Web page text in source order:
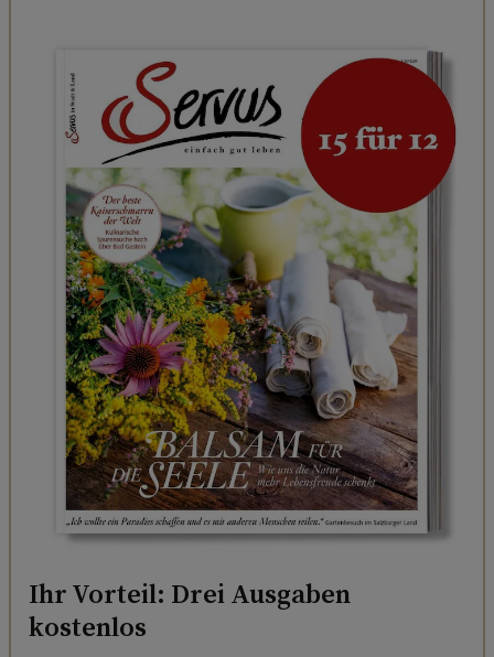
Ihr Vorteil: Drei Ausgaben
kostenlos